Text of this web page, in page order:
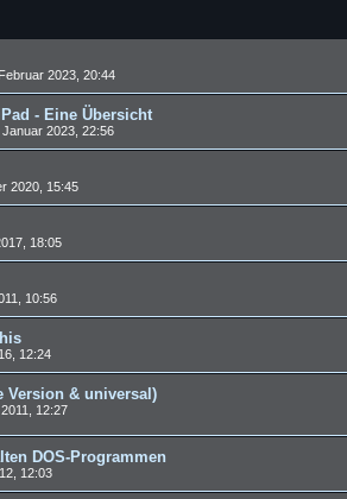
2023, 20:44
- Eine Übersicht
2023, 22:56
2020, 15:45
18:05
10:56
12:24
Version & universal)
12:27
DOS-Programmen
12:03